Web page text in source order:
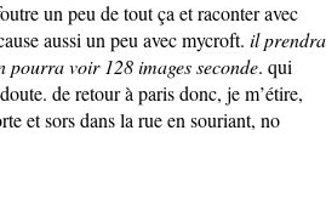
un peu de tout ça et raconter avec
aussi un peu avecmycroft. il prendra
pourra voir 128 images seconde. qui
de retour à paris donc, je m’étire,
et sors dans la rue en souriant, no